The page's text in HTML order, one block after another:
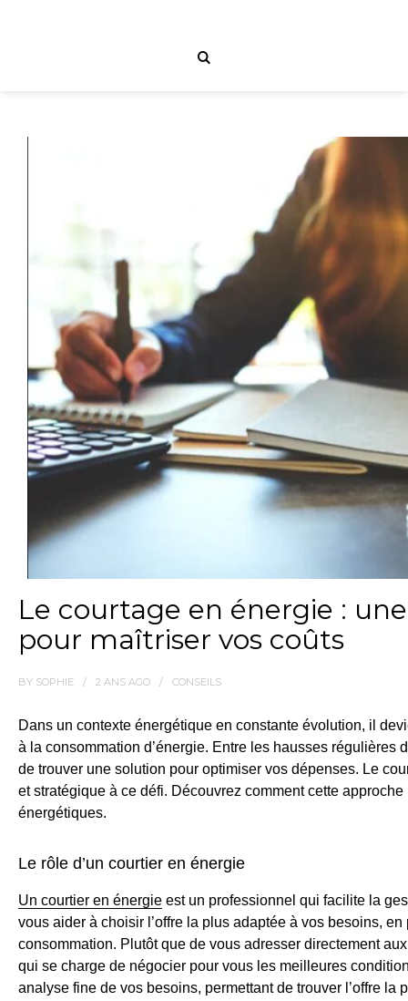
Le courtage en énergie :
pour maîtriser vos coûts
BY SOPHIE 2 ANS AGO CONSEILS
Dans un contexte énergétique en constante évolution, il
à la consommation d’énergie. Entre les hausses
de trouver une solution pour optimiser vos dépenses. Le
et stratégique à ce défi. Découvrez comment cette
énergétiques.
Le rôle d’un courtier en énergie
Un courtier en énergie est un professionnel qui facilite la
vous aider à choisir l’offre la plus adaptée à vos besoins,
consommation. Plutôt que de vous adresser directement
qui se charge de négocier pour vous les meilleures
analyse fine de vos besoins, permettant de trouver l’offre la